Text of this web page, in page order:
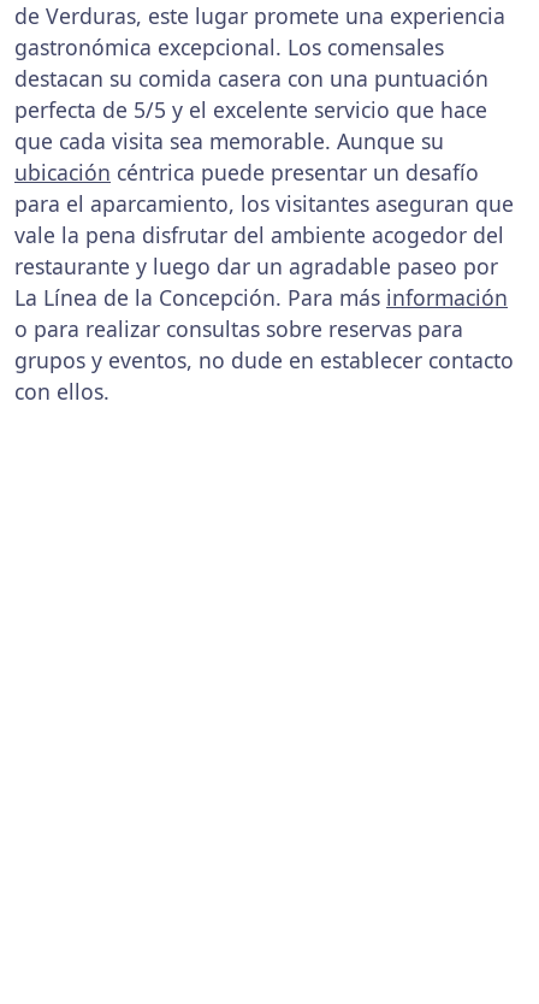
de Verduras, este lugar promete una experiencia
gastronómica excepcional. Los comensales
destacan su comida casera con una puntuación
perfecta de 5/5 y el excelente servicio que hace
que cada visita sea memorable. Aunque su
ubicación céntrica puede presentar un desafío
para el aparcamiento, los visitantes aseguran que
vale la pena disfrutar del ambiente acogedor del
restaurante y luego dar un agradable paseo por
La Línea de la Concepción. Para más información
o para realizar consultas sobre reservas para
grupos y eventos, no dude en establecer contacto
con ellos.